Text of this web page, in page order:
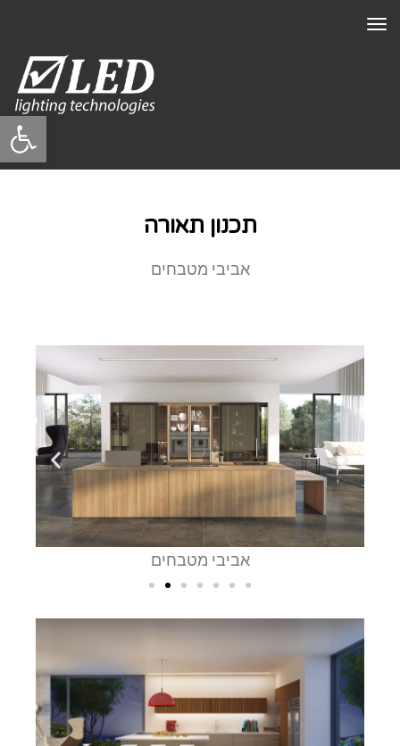
פתח
תפריט
תכנון תאורה
אביבי מטבחים
אביבי מטבחים